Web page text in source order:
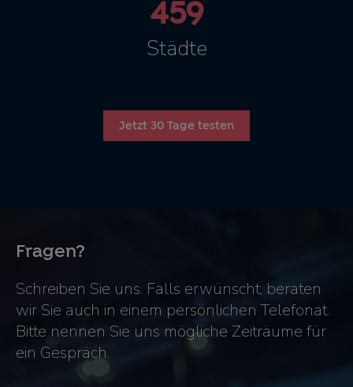
459
Städte
Jetzt 30 Tage testen
Fragen?
Schreiben Sie uns. Falls erwünscht, beraten
wir Sie auch in einem persönlichen Telefonat.
Bitte nennen Sie uns mögliche Zeiträume für
ein Gespräch.